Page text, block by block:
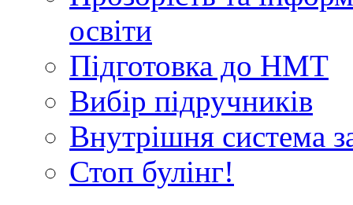
освіти
Підготовка до НМТ
Вибір підручників
Внутрішня система
Стоп булінг!